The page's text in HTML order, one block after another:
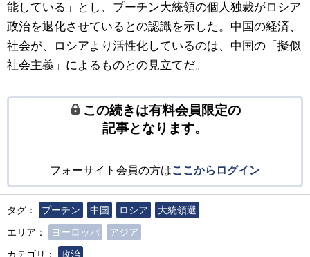
能している」とし、プーチン大統領の個人独裁がロシア
政治を退化させているとの認識を示した。中国の経済、
社会が、ロシアより活性化しているのは、中国の「擬似
社会主義」によるものとの見立てだ。
この続きは有料会員限定の
記事となります。
フォーサイト会員の方はここからログイン
タグ： プーチン 中国 ロシア
大統領選
エリア：
ヨーロッパ
アジア
カテゴリ：
政治